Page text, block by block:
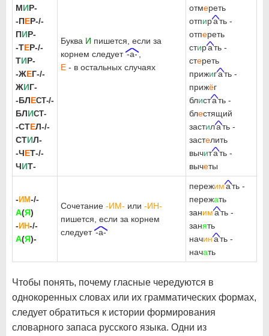
МИР-
-ПЕР-/-
ПИР-
-ТЕР-/-
ТИР-
-ЖЕГ-/-
ЖИГ-
-БЛЕСТ-/-
БЛИСТ-
-СТЕЛ-/-
СТИЛ-
-ЧЕТ-/-
ЧИТ-
Буква И пишется, если за
корнем следует -а-
Е - в остальных случаях
отмереть
отпирать -
отпереть
стирать -
стереть
прижигать -
прижёг
блистать -
блестящий
застилать -
застелить
вычитать -
вычеты
- ИМ-/-
А(Я)
- ИН-/-
А(Я)-
Сочетание -ИМ- или -ИН-
пишется, если за корнем
следует -а-
пережимать -
пережать
занимать -
занять
начинать -
начать
Чтобы понять, почему гласные чередуются в
однокоренных словах или их грамматических формах,
следует обратиться к истории формирования
словарного запаса русского языка. Одни из